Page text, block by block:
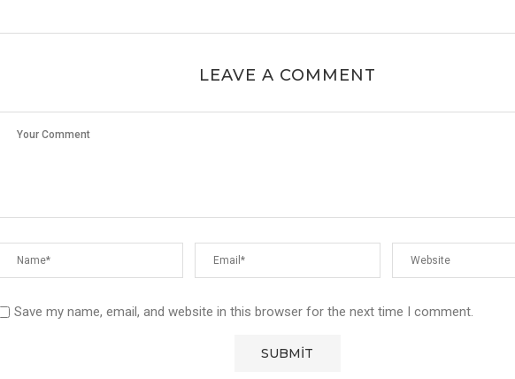
LEAVE A COMMENT
Save my name, email, and website in this browser for the next time I comment.